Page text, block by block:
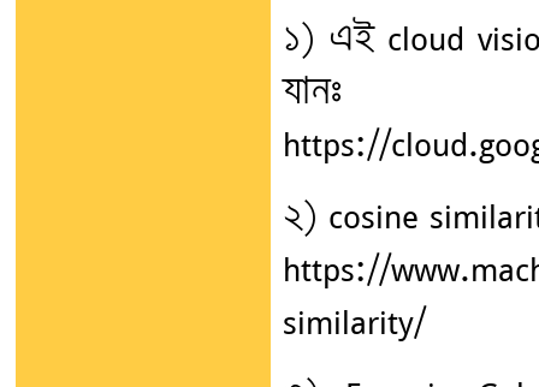
১) এই cloud
যানঃ
https://
২) cosine
https://
similarity/